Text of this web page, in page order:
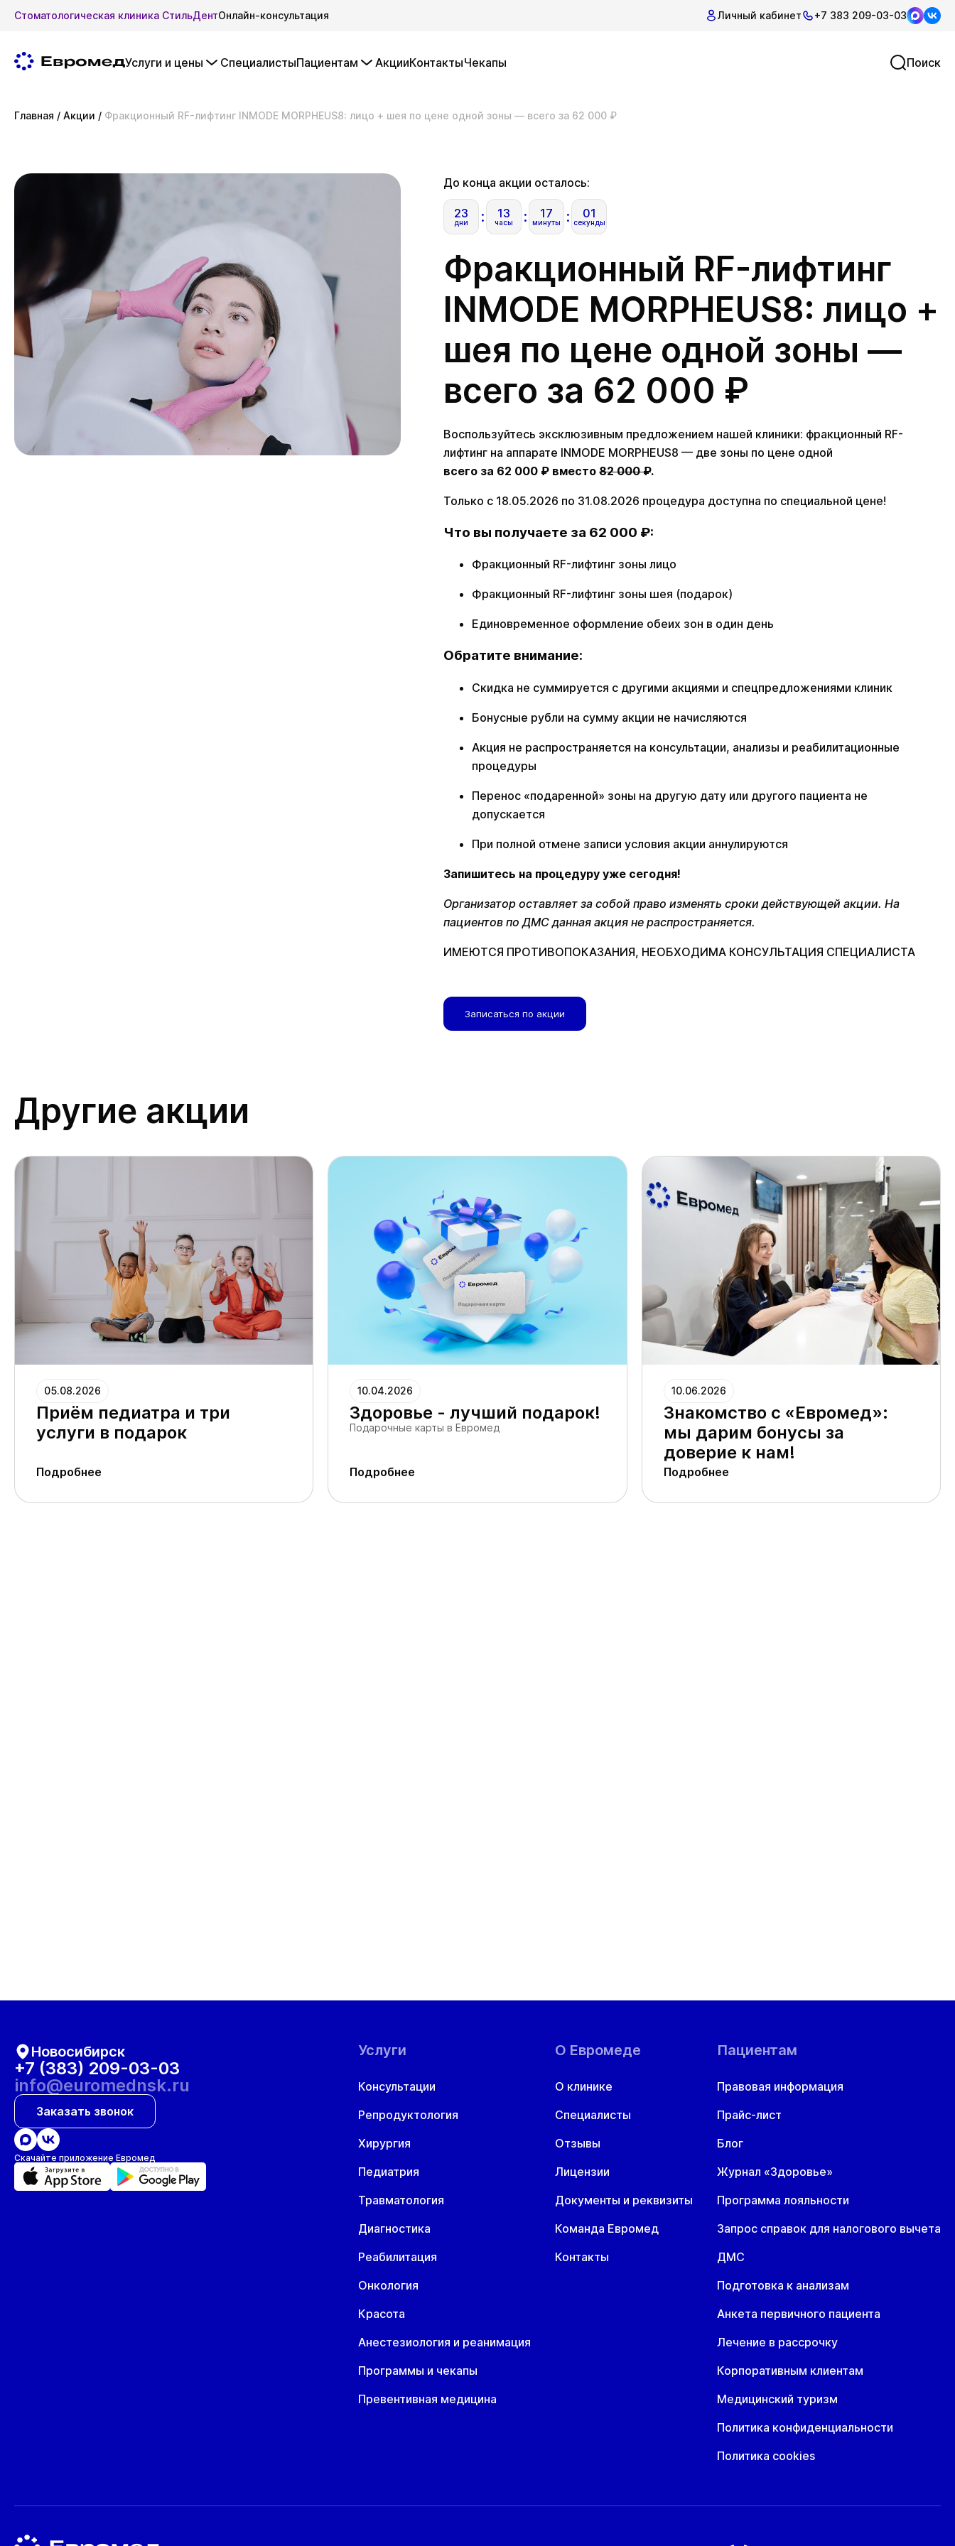
Стоматологическая клиника СтильДентОнлайн-консультация Личный кабинет +7 383 209-03-03
Услуги и цены СпециалистыПациентам АкцииКонтактыЧекапы Поиск
Главная / Акции / Фракционный RF-лифтинг INMODE MORPHEUS8: лицо + шея по цене одной зоны — всего за 62 000 ₽
До конца акции осталось:
23
дни
13
часы
17
минуты
00
секунды
Фракционный RF-лифтинг
INMODE MORPHEUS8: лицо +
шея по цене одной зоны —
всего за 62 000 ₽
Воспользуйтесь эксклюзивным предложением нашей клиники: фракционный RF-
лифтинг на аппарате INMODE MORPHEUS8 — две зоны по цене одной
всего за 62 000 ₽ вместо 82 000 ₽.
Только с 18.05.2026 по 31.08.2026 процедура доступна по специальной цене!
Что вы получаете за 62 000 ₽:
Фракционный RF-лифтинг зоны лицо
Фракционный RF-лифтинг зоны шея (подарок)
Единовременное оформление обеих зон в один день
Обратите внимание:
Скидка не суммируется с другими акциями и спецпредложениями клиник
Бонусные рубли на сумму акции не начисляются
Акция не распространяется на консультации, анализы и реабилитационные
процедуры
Перенос «подаренной» зоны на другую дату или другого пациента не
допускается
При полной отмене записи условия акции аннулируются
Запишитесь на процедуру уже сегодня!
Организатор оставляет за собой право изменять сроки действующей акции. На
пациентов по ДМС данная акция не распространяется.
ИМЕЮТСЯ ПРОТИВОПОКАЗАНИЯ, НЕОБХОДИМА КОНСУЛЬТАЦИЯ СПЕЦИАЛИСТА
Записаться по акции
Другие акции
05.08.2026
Приём педиатра и три
услуги в подарок
Подробнее
10.04.2026
Здоровье - лучший подарок!
Подарочные карты в Евромед
Подробнее
10.06.2026
Знакомство с «Евромед»:
мы дарим бонусы за
доверие к нам!
Подробнее
Новосибирск
+7 (383) 209-03-03
info@euromednsk.ru
Заказать звонок
Скачайте приложение Евромед
Услуги
Консультации
Репродуктология
Хирургия
Педиатрия
Травматология
Диагностика
Реабилитация
Онкология
Красота
Анестезиология и реанимация
Программы и чекапы
Превентивная медицина
О Евромеде
О клинике
Специалисты
Отзывы
Лицензии
Документы и реквизиты
Команда Евромед
Контакты
Пациентам
Правовая информация
Прайс-лист
Блог
Журнал «Здоровье»
Программа лояльности
Запрос справок для налогового вычета
ДМС
Подготовка к анализам
Анкета первичного пациента
Лечение в рассрочку
Корпоративным клиентам
Медицинский туризм
Политика конфиденциальности
Политика cookies